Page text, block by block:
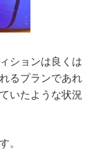
ションは良くは
るプランであれ
いたような状況
。